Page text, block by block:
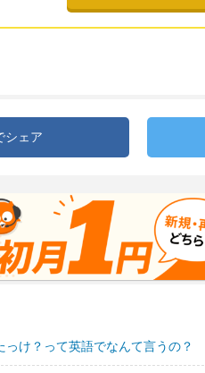
シェア
け？って英語でなんて言うの？